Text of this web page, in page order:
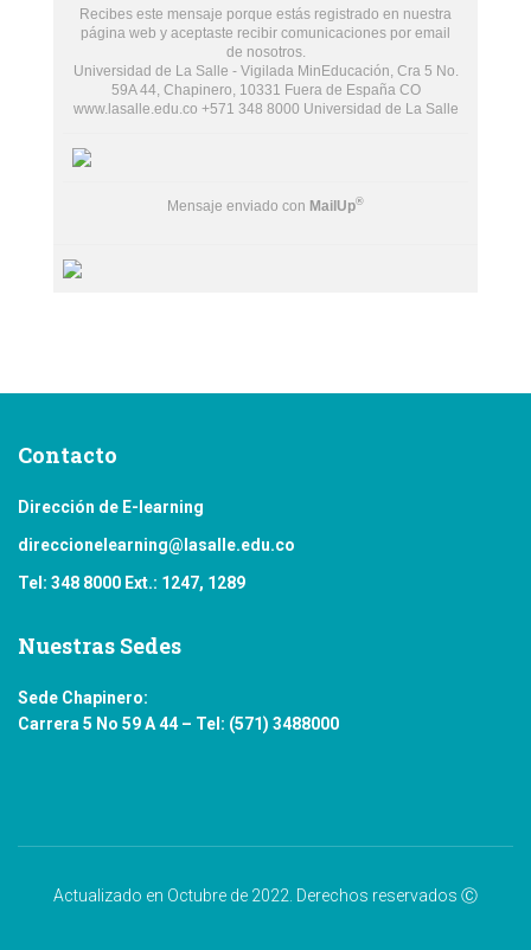
Recibes este mensaje porque estás registrado en nuestra
página web y aceptaste recibir comunicaciones por email
de nosotros.
Universidad de La Salle - Vigilada MinEducación, Cra 5 No.
59A 44, Chapinero, 10331 Fuera de España CO
www.lasalle.edu.co +571 348 8000 Universidad de La Salle
Mensaje enviado con MailUp®
Contacto
Dirección de E-learning
direccionelearning@lasalle.edu.co
Tel: 348 8000 Ext.: 1247, 1289
Nuestras Sedes
Sede Chapinero:
Carrera 5 No 59 A 44 – Tel: (571) 3488000
Actualizado en Octubre de 2022. Derechos reservados Ⓒ